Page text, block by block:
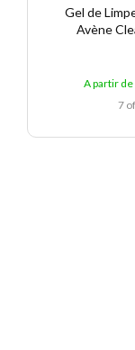
Gel de
Avène
A partir de
7